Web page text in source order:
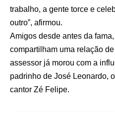
trabalho, a gente torce e
outro”, afirmou.
Amigos desde antes da
compartilham uma relação
assessor já morou com a
padrinho de José Leonardo,
cantor Zé Felipe.